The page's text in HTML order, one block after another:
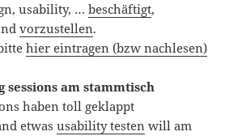
usability, …beschäftigt,
vorzustellen.
hier eintragen (bzw nachlesen)
sessions am stammtisch
haben toll geklappt
etwasusability testen will am